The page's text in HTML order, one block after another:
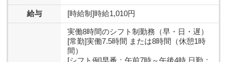
給与 [時給制]時給1,010円
実働8時間のシフト制勤務（早・日・遅）
[常勤]実働7.5時間 または8時間（休憩1時
間）
[シフト例]早番：午前7時～午後4時 日勤：